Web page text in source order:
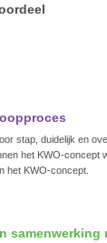
stap, duidelijk en
het KWO-concept
het KWO-concept.
samenwerking